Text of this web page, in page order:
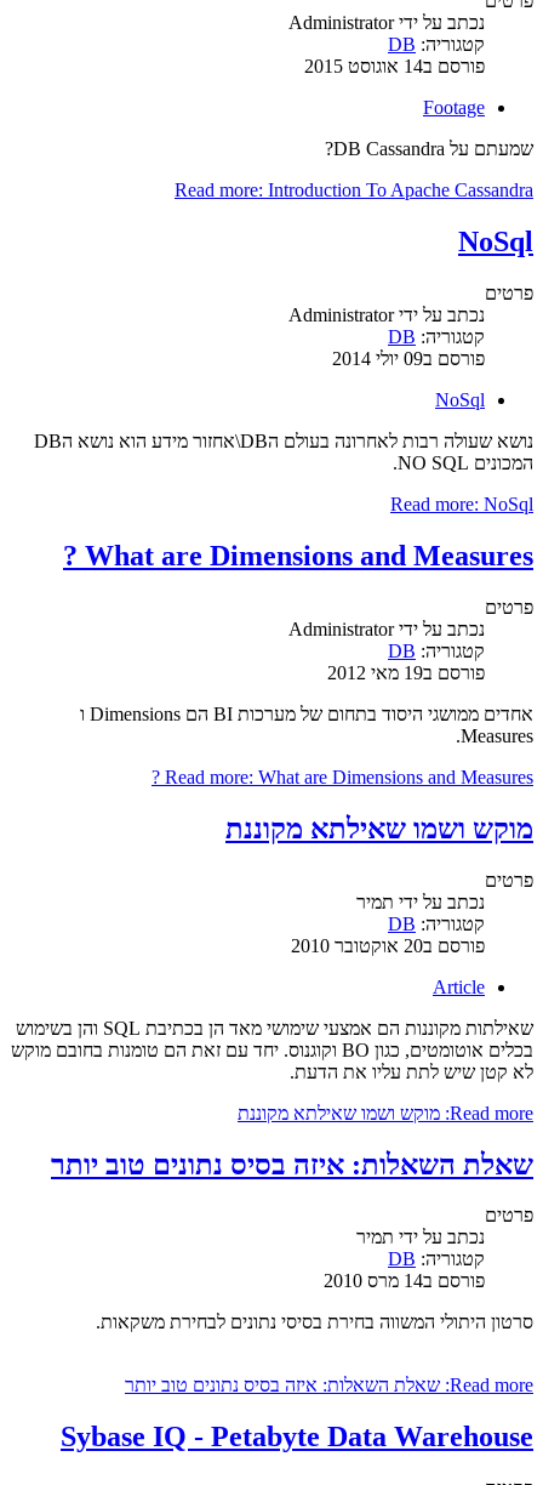
נכתב על ידיAdministrator
קטגוריה: DB
פורסם ב14 אוגוסט 2015
Footage
שמעתם על DB Cassandra?
Read more: Introduction To Apache Cassandra
NoSql
פרטים
נכתב על ידיAdministrator
קטגוריה: DB
פורסם ב09 יולי 2014
NoSql
נושא שעולה רבות לאחרונה בעולם הDB\אחזור מידע הוא נושא הDB
המכונים NO SQL.
Read more: NoSql
What are Dimensions and Measures ?
פרטים
נכתב על ידיAdministrator
קטגוריה: DB
פורסם ב19 מאי 2012
אחדים ממושגי היסוד בתחום של מערכות BI הם Dimensions ו
Measures.
Read more: What are Dimensions and Measures ?
מוקש ושמו שאילתא מקוננת
פרטים
נכתב על ידי תמיר
קטגוריה: DB
פורסם ב20 אוקטובר 2010
Article
שאילתות מקוננות הם אמצעי שימושי מאד הן בכתיבת SQL והן בשימוש
בכלים אוטומטים, כגון BO וקוגנוס. יחד עם זאת הם טומנות בחובם מוקש
לא קטן שיש לתת עליו את הדעת.
Read more: מוקש ושמו שאילתא מקוננת
שאלת השאלות: איזה בסיס נתונים טוב יותר
פרטים
נכתב על ידי תמיר
קטגוריה: DB
פורסם ב14 מרס 2010
סרטון היתולי המשווה בחירת בסיסי נתונים לבחירת משקאות.
Read more: שאלת השאלות: איזה בסיס נתונים טוב יותר
Sybase IQ - Petabyte Data Warehouse